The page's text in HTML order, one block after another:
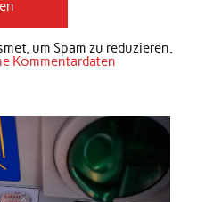
um Spam zu reduzieren.
Kommentardaten